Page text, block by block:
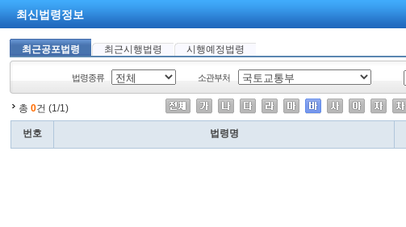
최신법령정보
최근공포법령 최근시행법령 시행예정법령
법령종류 소관부처
총 0건 (1/1)
번호 법령명